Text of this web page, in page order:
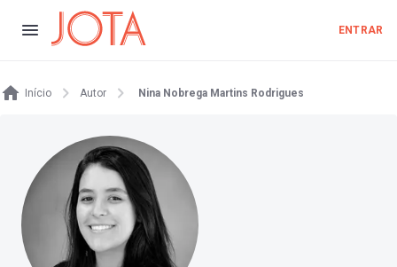
ENTRAR
Início Autor Nina Nobrega Martins Rodrigues